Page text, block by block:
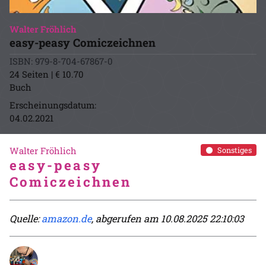
Walter Fröhlich
easy-peasy Comiczeichnen
ISBN: 979-8-704-67867-0
24 Seiten | € 10.70
Buch
Erscheinungsdatum:
04.02.2021
Sonstiges
Walter Fröhlich
easy-peasy
Comiczeichnen
Quelle:amazon.de, abgerufen am 10.08.2025 22:10:03